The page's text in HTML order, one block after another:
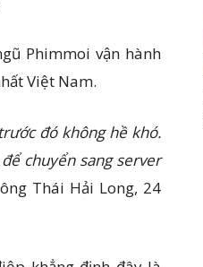
Phimmoi vận hành
Việt Nam.
đó không hề khó.
chuyển sang server
Thái Hải Long, 24